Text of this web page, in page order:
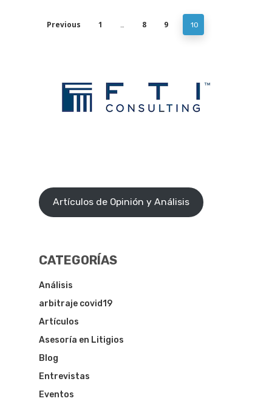
Previous 1 8 9 10
Artículos de Opinión y Análisis
CATEGORÍAS
Análisis
arbitraje covid19
Artículos
Asesoría en Litigios
Blog
Entrevistas
Eventos